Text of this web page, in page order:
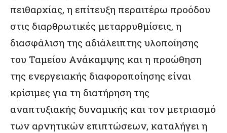
πειθαρχίας, η επίτευξη περαιτέρω προόδου
στις διαρθρωτικές μεταρρυθμίσεις, η
διασφάλιση της αδιάλειπτης υλοποίησης
του Ταμείου Ανάκαμψης και η προώθηση
της ενεργειακής διαφοροποίησης είναι
κρίσιμες για τη διατήρηση της
αναπτυξιακής δυναμικής και τον μετριασμό
των αρνητικών επιπτώσεων, καταλήγει η